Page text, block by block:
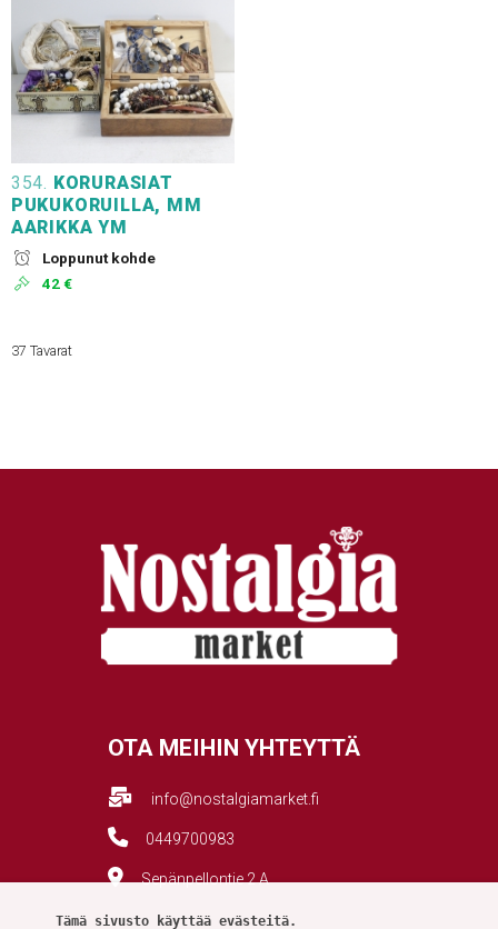
354. KORURASIAT
PUKUKORUILLA, MM
AARIKKA YM
Loppunut kohde
42 €
37 Tavarat
OTA MEIHIN YHTEYTTÄ
info@nostalgiamarket.fi
0449700983
Sepänpellontie 2 A
Tämä sivusto käyttää evästeitä.